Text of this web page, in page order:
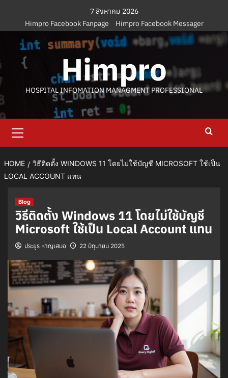
content
7 สิงหาคม 2026
Himpro Facebook Fanpage
Himpro Facebook Messager
Himpro
HOSPITAL INFOMATION MANAGMENT PROFESSIONAL
Menu
HOME
วิธีติดตั้ง WINDOWS 11 โดยไม่ใช้บัญชี MICROSOFT ใช้เป็น
LOCAL ACCOUNT แทน
Blog
วิธีติดตั้ง Windows 11 โดยไม่ใช้บัญชี
Microsoft ใช้เป็น Local Account แทน
ประยูร หาญเสมอ 22 มิถุนายน 2025